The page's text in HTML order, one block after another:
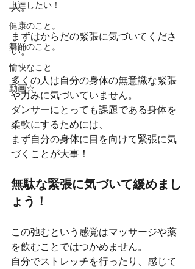
上達したい！
健康のこと。
舞踊のこと。
愉快なこと
動画☆
人。
まずはからだの緊張に気づいてくださ
い。
多くの人は自分の身体の無意識な緊張
や力みに気づいていません。
ダンサーにとっても課題である身体を
柔軟にするためには、
まず自分の身体に目を向けて緊張に気
づくことが大事！
無駄な緊張に気づいて緩めまし
ょう！
この弛むという感覚はマッサージや薬
を飲むことではつかめません。
自分でストレッチを行ったり、感じて